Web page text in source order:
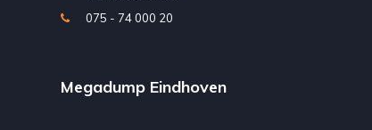
075 - 74 000 20
Megadump Eindhoven